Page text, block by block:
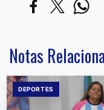
Notas
DEPORTES